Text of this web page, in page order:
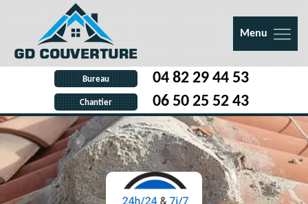
Menu
Bureau 04 82 29 44 53
Chantier 06 50 25 52 43